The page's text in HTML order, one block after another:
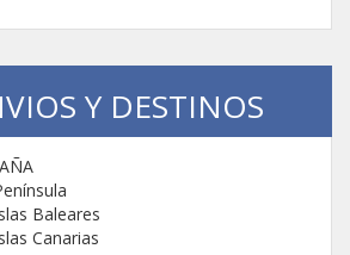
Y DESTINOS
Baleares
Canarias